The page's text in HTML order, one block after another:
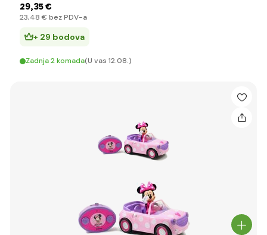
29,35 €
23,48 € bez PDV-a
+ 29 bodova
Zadnja 2 komada(U vas 12.08.)